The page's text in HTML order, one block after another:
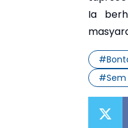
Ia
#
#Sem